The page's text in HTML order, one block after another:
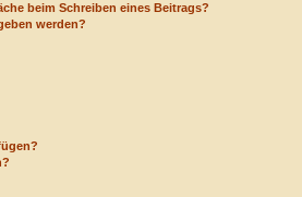
beim Schreiben eines Beitrags?
werden?